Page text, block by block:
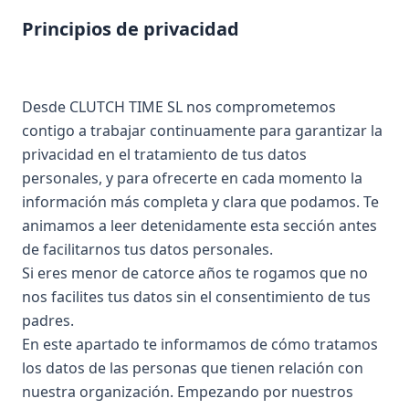
Principios de privacidad
Desde CLUTCH TIME SL nos comprometemos
contigo a trabajar continuamente para garantizar la
privacidad en el tratamiento de tus datos
personales, y para ofrecerte en cada momento la
información más completa y clara que podamos. Te
animamos a leer detenidamente esta sección antes
de facilitarnos tus datos personales.
Si eres menor de catorce años te rogamos que no
nos facilites tus datos sin el consentimiento de tus
padres.
En este apartado te informamos de cómo tratamos
los datos de las personas que tienen relación con
nuestra organización. Empezando por nuestros